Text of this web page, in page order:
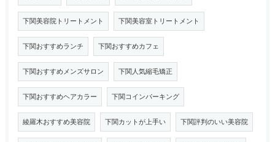
下関美容院トリートメント 下関美容室トリートメント
下関おすすめランチ 下関おすすめカフェ
下関おすすめメンズサロン 下関人気縮毛矯正
下関おすすめヘアカラー 下関コインパーキング
綾羅木おすすめ美容院 下関カットが上手い 下関評判のいい美容院